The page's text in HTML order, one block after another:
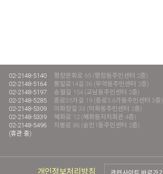
02-2148-5140
평창문화로 65 (평창동주민센터 2층)
02-2148-5164
통일로14길 36 (무악동주민센터 2층)
02-2148-5197
송월길 154 (교남동주민센터 2층)
02-2148-5285
종로35가길 19 (종로5.6가동주민센터 3층)
02-2148-5309
이화장길 33 (이화동주민센터 2층)
02-2148-5339
혜화로 12 (혜화동자치회관 4층)
02-2148-5496
지봉로 86 (숭인1동주민센터 2층)
(휴관 중)
개인정보처리방침